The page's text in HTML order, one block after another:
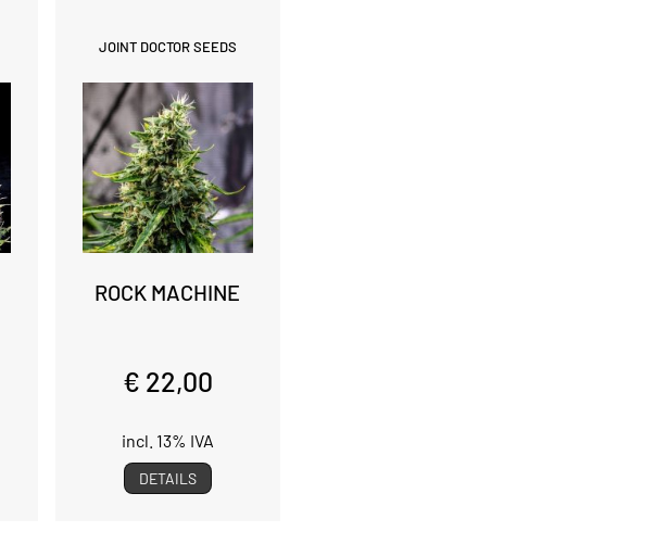
JOINT DOCTOR SEEDS
ROCK MACHINE
€ 22,00
incl. 13% IVA
DETAILS